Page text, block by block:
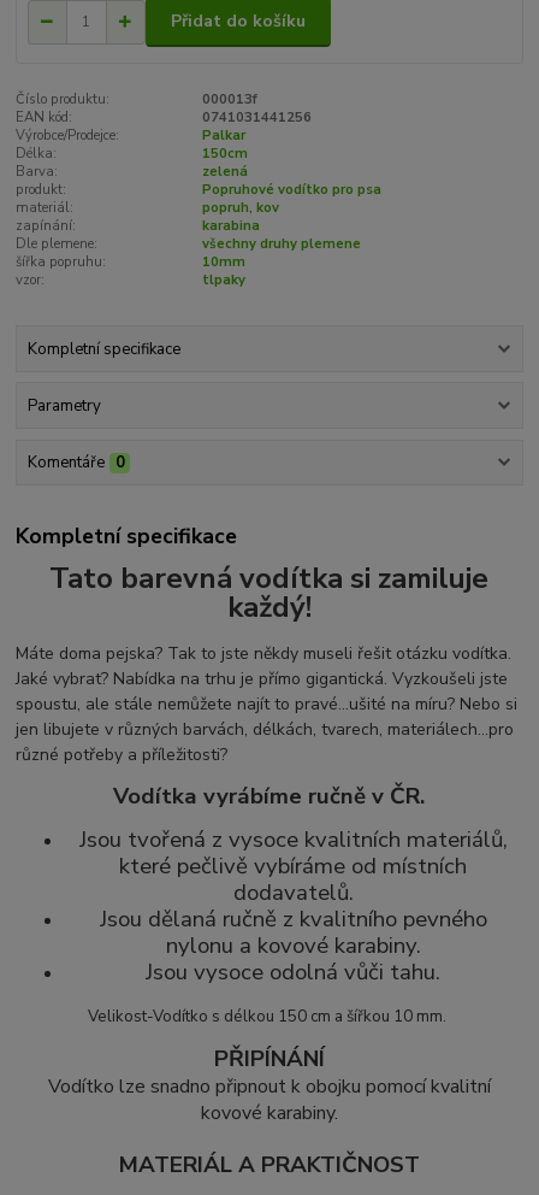
Přidat do košíku
Číslo produktu:
000013f
EAN kód:
0741031441256
Výrobce/Prodejce:
Palkar
Délka:
150cm
Barva:
zelená
produkt:
Popruhové vodítko pro psa
materiál:
popruh, kov
zapínání:
karabina
Dle plemene:
všechny druhy plemene
šířka popruhu:
10mm
vzor:
tlpaky
Kompletní specifikace
Parametry
Komentáře 0
Kompletní specifikace
Tato barevná vodítka si zamiluje
každý!
Máte doma pejska? Tak to jste někdy museli řešit otázku vodítka.
Jaké vybrat? Nabídka na trhu je přímo gigantická. Vyzkoušeli jste
spoustu, ale stále nemůžete najít to pravé...ušité na míru? Nebo si
jen libujete v různých barvách, délkách, tvarech, materiálech...pro
různé potřeby a příležitosti?
Vodítka vyrábíme ručně v ČR.
Jsou tvořená z vysoce kvalitních materiálů,
které pečlivě vybíráme od místních
dodavatelů.
Jsou dělaná ručně z kvalitního pevného
nylonu a kovové karabiny.
Jsou vysoce odolná vůči tahu.
Velikost-Vodítko s délkou 150 cm a šířkou 10 mm.
PŘIPÍNÁNÍ
Vodítko lze snadno připnout k obojku pomocí kvalitní
kovové karabiny.
MATERIÁL A PRAKTIČNOST